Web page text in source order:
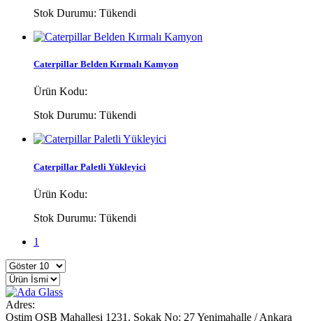
Stok Durumu: Tükendi
Caterpillar Belden Kırmalı Kamyon
Ürün Kodu:
Stok Durumu: Tükendi
Caterpillar Paletli Yükleyici
Ürün Kodu:
Stok Durumu: Tükendi
1
Adres:
Ostim OSB Mahallesi 1231. Sokak No: 27 Yenimahalle / Ankara